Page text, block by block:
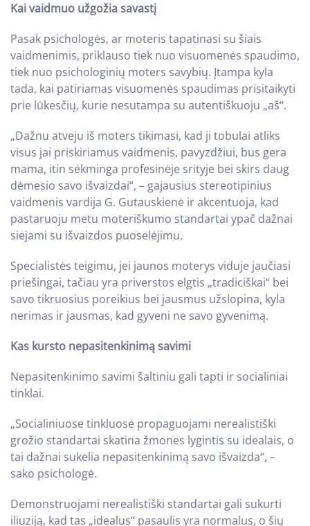
Kai vaidmuo užgožia savastį
Pasak psichologės, ar moteris tapatinasi su šiais
vaidmenimis, priklauso tiek nuo visuomenės spaudimo,
tiek nuo psichologinių moters savybių. Įtampa kyla
tada, kai patiriamas visuomenės spaudimas prisitaikyti
prie lūkesčių, kurie nesutampa su autentiškuoju „aš“.
„Dažnu atveju iš moters tikimasi, kad ji tobulai atliks
visus jai priskiriamus vaidmenis, pavyzdžiui, bus gera
mama, itin sėkminga profesinėje srityje bei skirs daug
dėmesio savo išvaizdai“, – gajausius stereotipinius
vaidmenis vardija G. Gutauskienė ir akcentuoja, kad
pastaruoju metu moteriškumo standartai ypač dažnai
siejami su išvaizdos puoselėjimu.
Specialistės teigimu, jei jaunos moterys viduje jaučiasi
priešingai, tačiau yra priverstos elgtis „tradiciškai“ bei
savo tikruosius poreikius bei jausmus užslopina, kyla
nerimas ir jausmas, kad gyveni ne savo gyvenimą.
Kas kursto nepasitenkinimą savimi
Nepasitenkinimo savimi šaltiniu gali tapti ir socialiniai
tinklai.
„Socialiniuose tinkluose propaguojami nerealistiški
grožio standartai skatina žmones lygintis su idealais, o
tai dažnai sukelia nepasitenkinimą savo išvaizda“, –
sako psichologė.
Demonstruojami nerealistiški standartai gali sukurti
iliuziją, kad tas „idealus“ pasaulis yra normalus, o šių